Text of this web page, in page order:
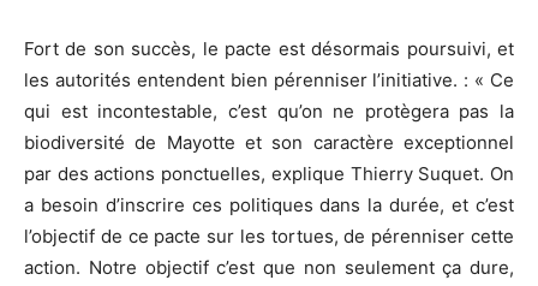
Fort de son succès, le pacte est désormais poursuivi, et
les autorités entendent bien pérenniser l’initiative. : « Ce
qui est incontestable, c’est qu’on ne protègera pas la
biodiversité de Mayotte et son caractère exceptionnel
par des actions ponctuelles, explique Thierry Suquet. On
a besoin d’inscrire ces politiques dans la durée, et c’est
l’objectif de ce pacte sur les tortues, de pérenniser cette
action. Notre objectif c’est que non seulement ça dure,